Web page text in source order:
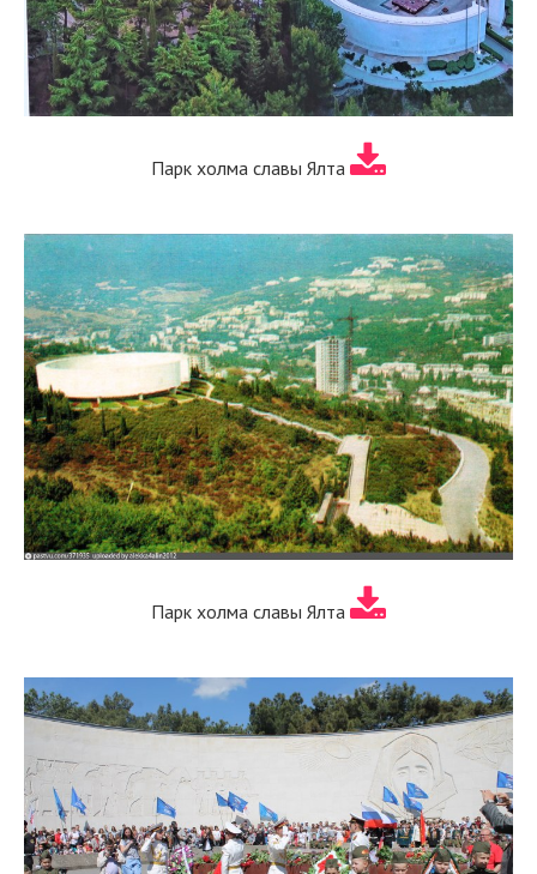
Парк холма славы Ялта
Парк холма славы Ялта